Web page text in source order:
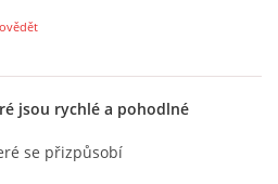
jsou rychlé a pohodlné
se přizpůsobí